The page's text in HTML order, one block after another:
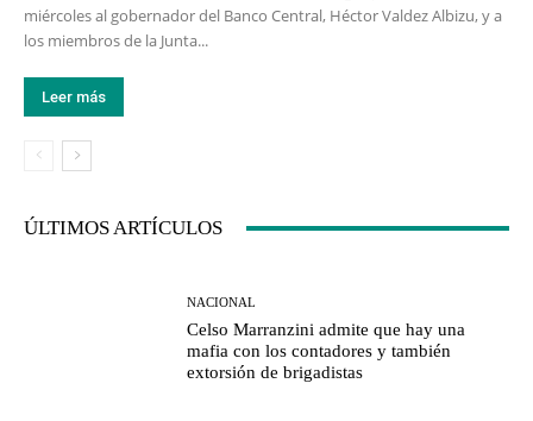
miércoles al gobernador del Banco Central, Héctor Valdez Albizu, y a
los miembros de la Junta...
Leer más
ÚLTIMOS ARTÍCULOS
NACIONAL
Celso Marranzini admite que hay una
mafia con los contadores y también
extorsión de brigadistas